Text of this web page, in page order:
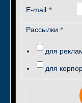
E-mail *
Рассылки *
для
для